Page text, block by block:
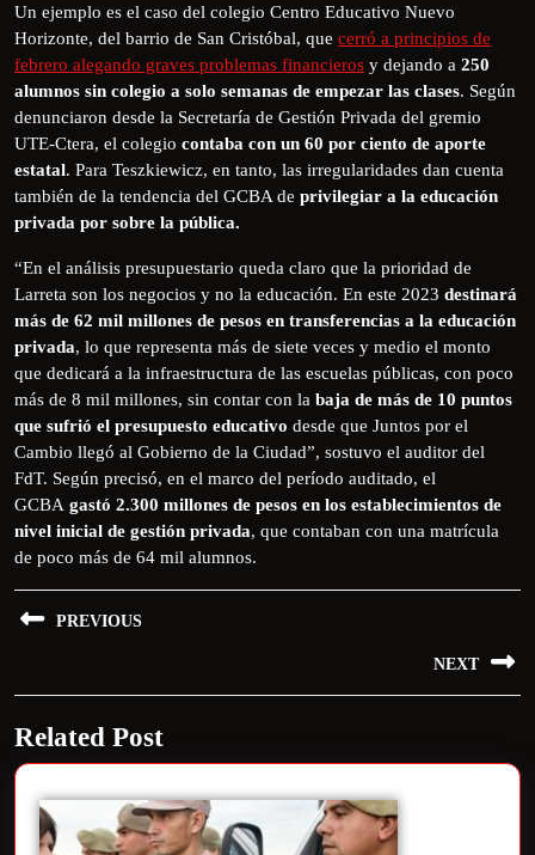
Un ejemplo es el caso del colegio Centro Educativo Nuevo
Horizonte, del barrio de San Cristóbal, que cerró a principios de
febrero alegando graves problemas financieros y dejando a 250
alumnos sin colegio a solo semanas de empezar las clases. Según
denunciaron desde la Secretaría de Gestión Privada del gremio
UTE-Ctera, el colegio contaba con un 60 por ciento de aporte
estatal. Para Teszkiewicz, en tanto, las irregularidades dan cuenta
también de la tendencia del GCBA de privilegiar a la educación
privada por sobre la pública.
“En el análisis presupuestario queda claro que la prioridad de
Larreta son los negocios y no la educación. En este 2023 destinará
más de 62 mil millones de pesos en transferencias a la educación
privada, lo que representa más de siete veces y medio el monto
que dedicará a la infraestructura de las escuelas públicas, con poco
más de 8 mil millones, sin contar con la baja de más de 10 puntos
que sufrió el presupuesto educativo desde que Juntos por el
Cambio llegó al Gobierno de la Ciudad”, sostuvo el auditor del
FdT. Según precisó, en el marco del período auditado, el
GCBA gastó 2.300 millones de pesos en los establecimientos de
nivel inicial de gestión privada, que contaban con una matrícula
de poco más de 64 mil alumnos.
PREVIOUS
NEXT
Related Post